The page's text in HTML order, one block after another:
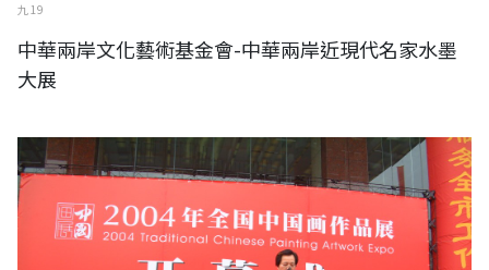
九 19
中華兩岸文化藝術基金會-中華兩岸近現代名家水墨
大展
中華兩岸文化藝術基金會-全國中國畫作品展